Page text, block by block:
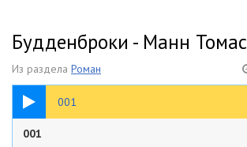
Будденброки - Манн Томас
Из раздела Роман
001
17:45
001